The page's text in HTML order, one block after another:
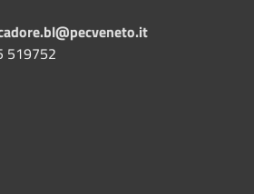
519752